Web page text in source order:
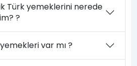
Türk yemeklerini nerede
?
var mı ?